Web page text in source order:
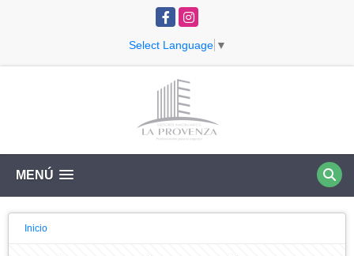
FacebookInstagram
Select Language ▼
MENÚ
Inicio